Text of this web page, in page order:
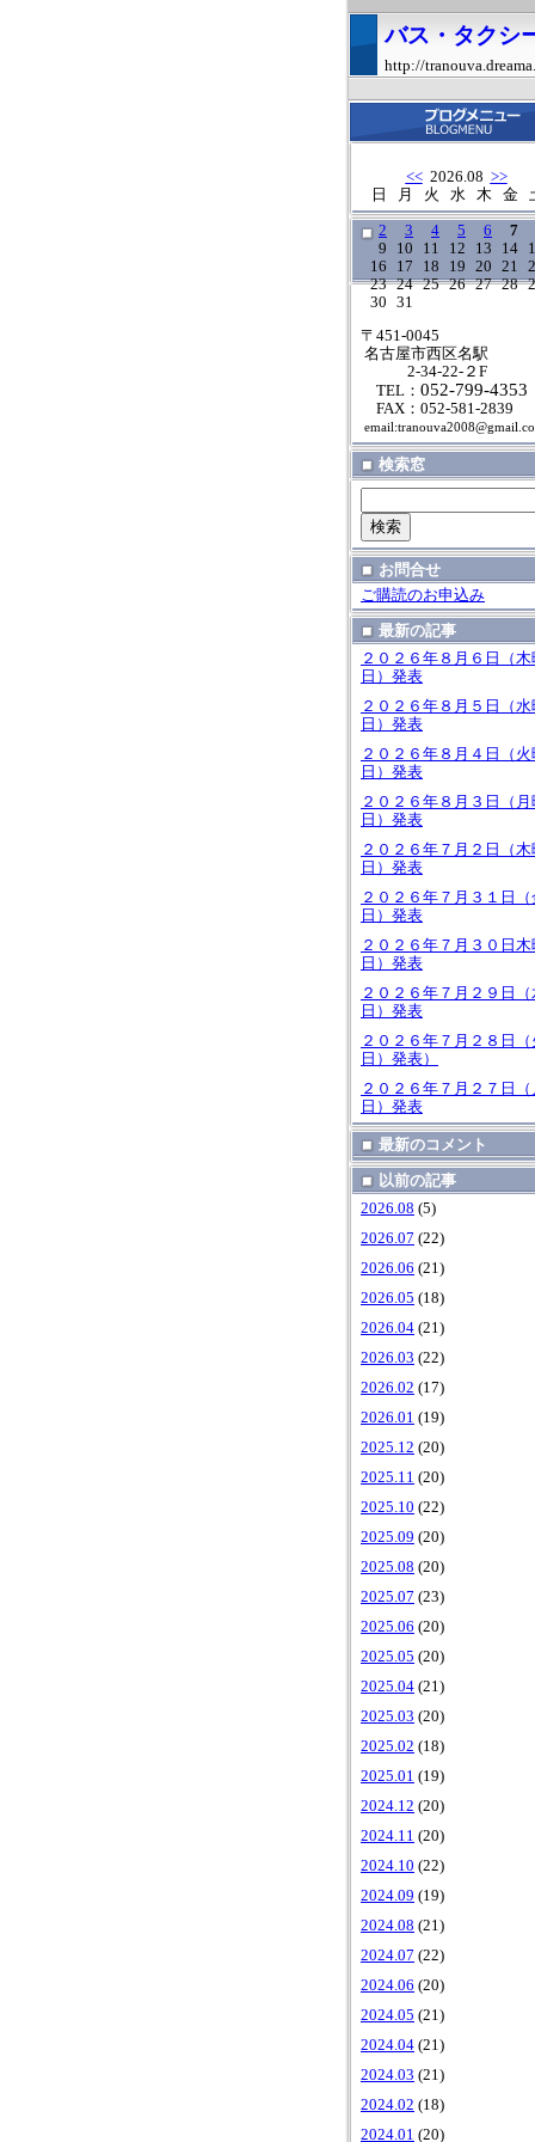
バス・タクシ
http://
<<2026.08 >>
日
2
9
16
23
30
月
3
10
17
24
31
火
4
11
18
25
水
5
12
19
26
木
6
13
20
27
金
7
14
21
28
〒451-0045
名古屋市西区名駅
2-34-22-２F
TEL： 052-799-4353
FAX：052-581-2839
検索窓
お問合せ
ご購読のお申込み
最新の記事
２０２６年８月６日（木
日）発表
２０２６年８月５日（水
日）発表
２０２６年８月４日（火
日）発表
２０２６年８月３日（月
日）発表
２０２６年７月２日（木
日）発表
２０２６年７月３１日（
日）発表
２０２６年７月３０日木
日）発表
２０２６年７月２９日（
日）発表
２０２６年７月２８日（
日）発表）
２０２６年７月２７日（
日）発表
最新のコメント
以前の記事
2026.08 (5)
2026.07 (22)
2026.06 (21)
2026.05 (18)
2026.04 (21)
2026.03 (22)
2026.02 (17)
2026.01 (19)
2025.12 (20)
2025.11 (20)
2025.10 (22)
2025.09 (20)
2025.08 (20)
2025.07 (23)
2025.06 (20)
2025.05 (20)
2025.04 (21)
2025.03 (20)
2025.02 (18)
2025.01 (19)
2024.12 (20)
2024.11 (20)
2024.10 (22)
2024.09 (19)
2024.08 (21)
2024.07 (22)
2024.06 (20)
2024.05 (21)
2024.04 (21)
2024.03 (21)
2024.02 (18)
2024.01 (20)